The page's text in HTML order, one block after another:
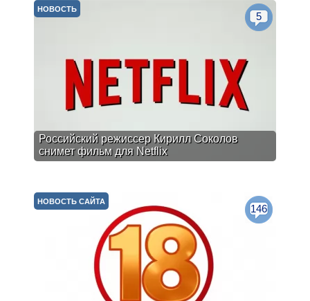
Российский режиссер Кирилл Соколов
снимет фильм для Netflix
НОВОСТЬ
5
НОВОСТЬ САЙТА
146